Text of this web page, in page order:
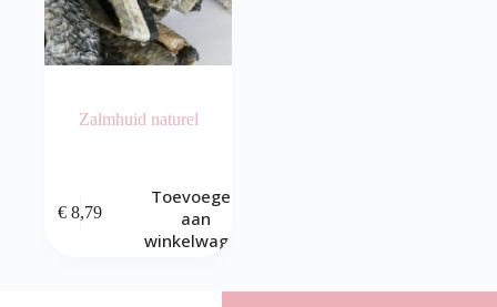
Zalmhuid naturel
€ 8,79
Toevoegen
aan
winkelwagen